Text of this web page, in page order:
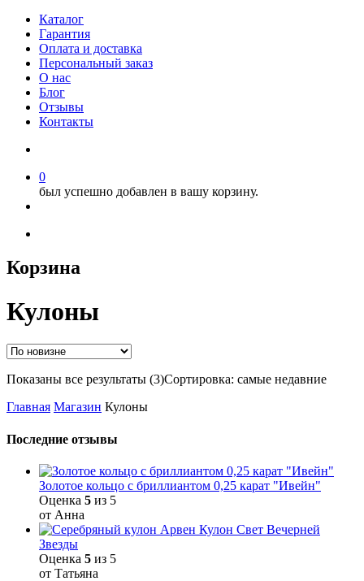
Каталог
Гарантия
Оплата и доставка
Персональный заказ
О нас
Блог
Отзывы
Контакты
0
был успешно добавлен в вашу корзину.
Корзина
Кулоны
Показаны все результаты (3)Сортировка: самые недавние
Главная Магазин Кулоны
Последние отзывы
Золотое кольцо с бриллиантом 0,25 карат "Ивейн"
Оценка 5 из 5
от Анна
Кулон Свет Вечерней
Звезды
Оценка 5 из 5
от Татьяна